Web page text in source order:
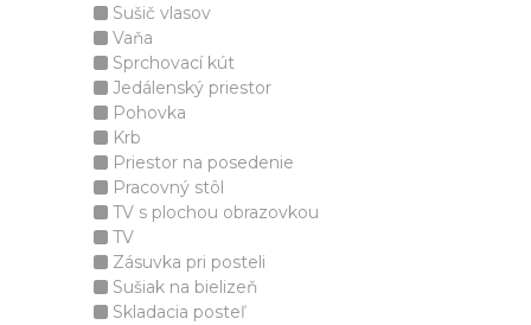
Sušič vlasov
Vaňa
Sprchovací kút
Jedálenský priestor
Pohovka
Krb
Priestor na posedenie
Pracovný stôl
TV s plochou obrazovkou
TV
Zásuvka pri posteli
Sušiak na bielizeň
Skladacia posteľ